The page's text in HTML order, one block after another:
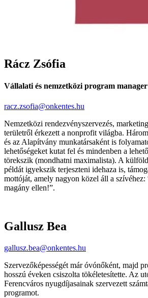
Rácz Zsófia
Vállalati és nemzetközi program manager
racz.zsofia@onkentes.hu
Nemzetközi rendezvényszervezés,
területről érkezett a nonprofit világba.
és az Alapítvány munkatársaként is
lehetőségeket kutat fel és mindenben a
törekszik (mondhatni maximalista). A
példát igyekszik terjeszteni idehaza is,
mottóját, amely nagyon közel áll a szívéhez:
magány ellen!”.
Gallusz Bea
gallusz.bea@onkentes.hu
Szervezőképességét már óvónőként, majd
hosszú éveken csiszolta tökéletesítette. Az
Ferencváros nyugdíjasainak szervezett
programot.